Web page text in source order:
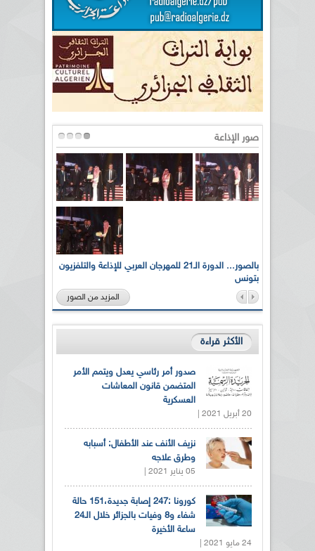
صور الإذاعة
بالصور... الدورة الـ21 للمهرجان العربي للإذاعة والتلفزيون
بتونس
المزيد من الصور
الأكثر قراءة
صدور أمر رئاسي يعدل ويتمم الأمر
المتضمن قانون المعاشات
العسكرية
20 أبريل 2021 |
نزيف الأنف عند الأطفال: أسبابه
وطرق علاجه
05 يناير 2021 |
كورونا :247 إصابة جديدة،151 حالة
شفاء و8 وفيات بالجزائر خلال الـ24
ساعة الأخيرة
24 مايو 2021 |